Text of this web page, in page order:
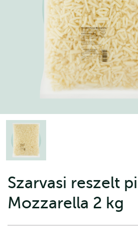
Szarvasi reszelt
Mozzarella 2 kg